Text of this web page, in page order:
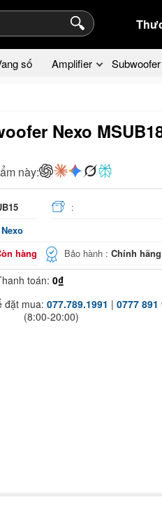
số Amplifier Subwoofer
Nexo
này:
:
Nexo
hàng Bảo hành :Chính hãng
toán: 0₫
đặt mua: 077.789.1991 | 0777 891
(8:00-20:00)